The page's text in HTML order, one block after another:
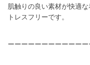
肌触りの良い素材が快適
トレスフリーです。
ーーーーーーーーーーー